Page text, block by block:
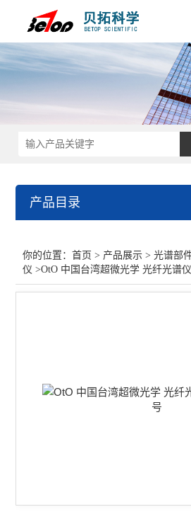
产品目录
光纤光谱仪
你的位置：首页 > 产品展示 >光谱部
仪 >OtO 中国台湾超微光学 光纤光谱